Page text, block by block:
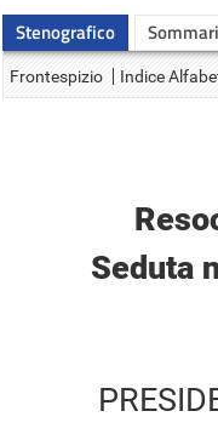
Stenografico
Frontespizio Indice
Seduta